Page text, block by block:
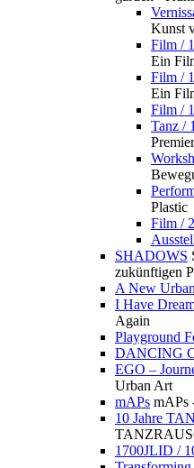
Kunst
Film /
Ein
Film /
Ein
Film /
Tanz /
Plastic
Film /
SHADOWS
zukünftigen
A New
I Have
Again
Playground
DANCING
EGO –
Urban Art
mAPs mAPs
10 Jahre
1700JLID /